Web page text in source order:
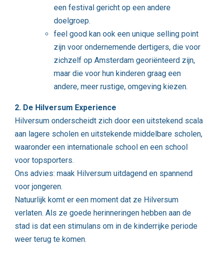
een festival gericht op een andere
doelgroep.
feel good kan ook een unique selling point
zijn voor ondernemende dertigers, die voor
zichzelf op Amsterdam georiënteerd zijn,
maar die voor hun kinderen graag een
andere, meer rustige, omgeving kiezen.
2. De Hilversum Experience
Hilversum onderscheidt zich door een uitstekend scala
aan lagere scholen en uitstekende middelbare scholen,
waaronder een internationale school en een school
voor topsporters.
Ons advies: maak Hilversum uitdagend en spannend
voor jongeren.
Natuurlijk komt er een moment dat ze Hilversum
verlaten. Als ze goede herinneringen hebben aan de
stad is dat een stimulans om in de kinderrijke periode
weer terug te komen.